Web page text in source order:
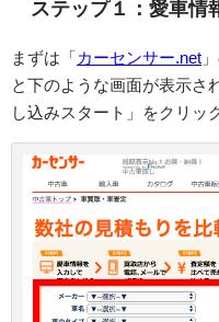
ステップ１：愛車情
まずは「 カーセンサー.net
と下のような画面が表示さ
し込みスタート」をクリッ